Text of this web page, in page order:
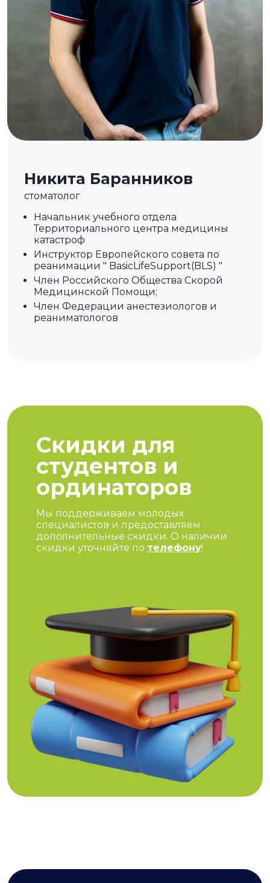
Никита Баранников
стоматолог
Начальник учебного отдела
Территориального центра медицины
катастроф
Инструктор Европейского совета по
реанимации " BasicLifeSupport(BLS) "
Член Российского Общества Скорой
Медицинской Помощи;
Член Федерации анестезиологов и
реаниматологов
Скидки для
студентов и
ординаторов
Мы поддерживаем молодых
специалистов и предоставляем
дополнительные скидки. О наличии
скидки уточняйте по телефону!